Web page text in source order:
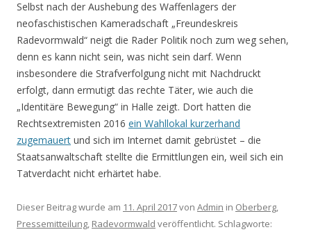
Selbst nach der Aushebung des Waffenlagers der
neofaschistischen Kameradschaft „Freundeskreis
Radevormwald“ neigt die Rader Politik noch zum weg sehen,
denn es kann nicht sein, was nicht sein darf. Wenn
insbesondere die Strafverfolgung nicht mit Nachdruckt
erfolgt, dann ermutigt das rechte Täter, wie auch die
„Identitäre Bewegung“ in Halle zeigt. Dort hatten die
Rechtsextremisten 2016 ein Wahllokal kurzerhand
zugemauert und sich im Internet damit gebrüstet – die
Staatsanwaltschaft stellte die Ermittlungen ein, weil sich ein
Tatverdacht nicht erhärtet habe.
Dieser Beitrag wurde am 11. April 2017von Admin in Oberberg,
Pressemitteilung, Radevormwald veröffentlicht. Schlagworte: